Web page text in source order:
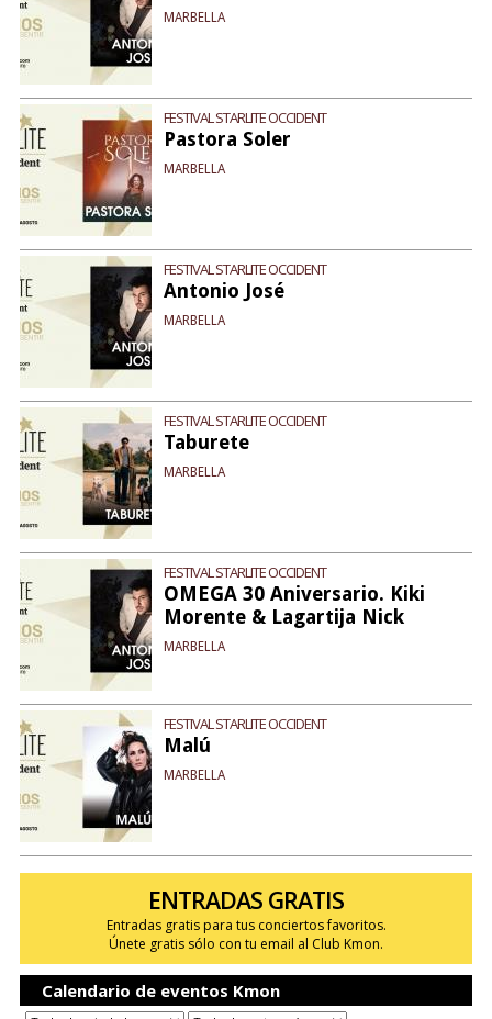
MARBELLA
FESTIVAL STARLITE OCCIDENT
Pastora Soler
MARBELLA
FESTIVAL STARLITE OCCIDENT
Antonio José
MARBELLA
FESTIVAL STARLITE OCCIDENT
Taburete
MARBELLA
FESTIVAL STARLITE OCCIDENT
OMEGA 30 Aniversario. Kiki
Morente & Lagartija Nick
MARBELLA
FESTIVAL STARLITE OCCIDENT
Malú
MARBELLA
ENTRADAS GRATIS
Entradas gratis para tus conciertos favoritos.
Únete gratis sólo con tu email al Club Kmon.
Calendario de eventos Kmon